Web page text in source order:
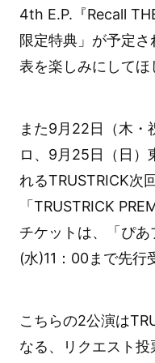
4th E.P.『Recall
限定特典」が予定
表を楽しみにしてほ
また9月22日（木・
ロ、9月25日（日）
れるTRUSTRICK次
「TRUSTRICK
チケットは、「ぴ
(水)11：00まで先行
こちらの2公演は
なる、リクエスト